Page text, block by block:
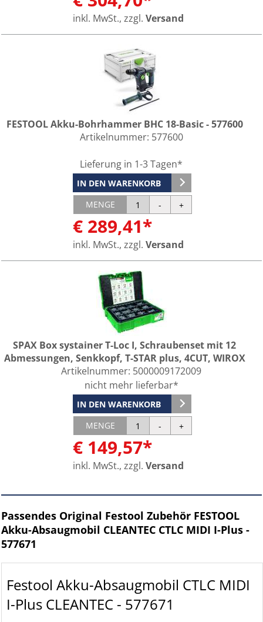
inkl. MwSt., zzgl. Versand
FESTOOL Akku-Bohrhammer BHC 18-Basic - 577600
Artikelnummer: 577600
Lieferung in 1-3 Tagen*
IN DEN WARENKORB
MENGE
€ 289,41*
inkl. MwSt., zzgl. Versand
SPAX Box systainer T-Loc I, Schraubenset mit 12
Abmessungen, Senkkopf, T-STAR plus, 4CUT, WIROX
Artikelnummer: 5000009172009
nicht mehr lieferbar*
IN DEN WARENKORB
MENGE
€ 149,57*
inkl. MwSt., zzgl. Versand
Passendes Original Festool Zubehör FESTOOL
Akku-Absaugmobil CLEANTEC CTLC MIDI I-Plus -
577671
Festool Akku-Absaugmobil CTLC MIDI
I-Plus CLEANTEC - 577671